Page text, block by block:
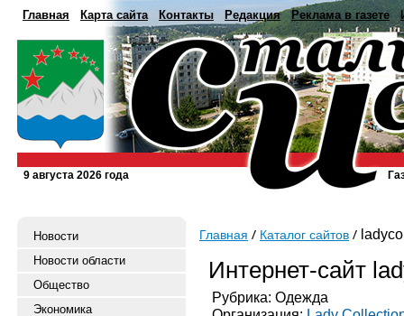
Главная Карта сайта Контакты Редакция Реклама в газете
9 августа 2026 года
Новости
Новости области
Общество
Экономика
Главная Каталог сайтов
Интернет-сайт
Рубрика: Одежда